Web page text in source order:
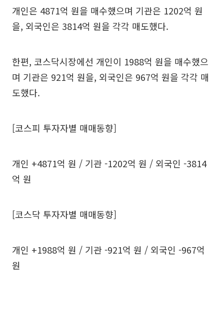
개인은 4871억 원을 매수했으며 기관은 1202억 원
을, 외국인은 3814억 원을 각각 매도했다.
한편, 코스닥시장에선 개인이 1988억 원을 매수했으
며 기관은 921억 원을, 외국인은 967억 원을 각각 매
도했다.
[코스피 투자자별 매매동향]
개인 +4871억 원 / 기관 -1202억 원 / 외국인 -3814
억 원
[코스닥 투자자별 매매동향]
개인 +1988억 원 / 기관 -921억 원 / 외국인 -967억
원